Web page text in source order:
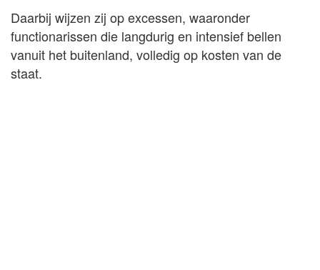
Daarbij wijzen zij op excessen, waaronder
functionarissen die langdurig en intensief bellen
vanuit het buitenland, volledig op kosten van de
staat.